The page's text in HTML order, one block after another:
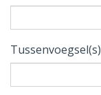
Tussenvoegsel(s)